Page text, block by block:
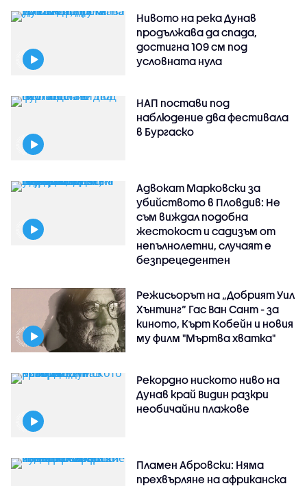
Нивото на река Дунав
продължава да спада,
достигна 109 см под
условната нула
НАП постави под
наблюдение два фестивала
в Бургаско
Адвокат Марковски за
убийството в Пловдив: Не
съм виждал подобна
жестокост и садизъм от
непълнолетни, случаят е
безпрецедентен
Режисьорът на „Добрият Уил
Хънтинг“ Гас Ван Сант - за
киното, Кърт Кобейн и новия
му филм "Мъртва хватка"
Рекордно ниското ниво на
Дунав край Видин разкри
необичайни плажове
Пламен Абровски: Няма
прехвърляне на африканска